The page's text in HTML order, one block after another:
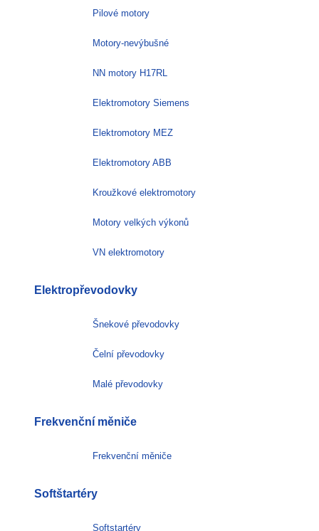
Pilové motory
Motory-nevýbušné
NN motory H17RL
Elektromotory Siemens
Elektromotory MEZ
Elektromotory ABB
Kroužkové elektromotory
Motory velkých výkonů
VN elektromotory
Elektropřevodovky
Šnekové převodovky
Čelní převodovky
Malé převodovky
Frekvenční měniče
Frekvenční měniče
Softštartéry
Softstartéry